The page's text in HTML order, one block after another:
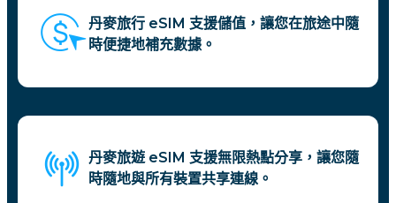
丹麥旅行 eSIM 支援儲值，讓您在旅途中隨
時便捷地補充數據。
丹麥旅遊 eSIM 支援無限熱點分享，讓您隨
時隨地與所有裝置共享連線。